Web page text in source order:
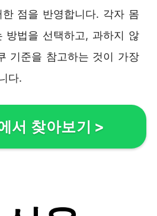
점을 반영합니다. 각자 몸
방법을 선택하고, 과하지 않
기준을 참고하는 것이 가장
다.
서 찾아보기 >